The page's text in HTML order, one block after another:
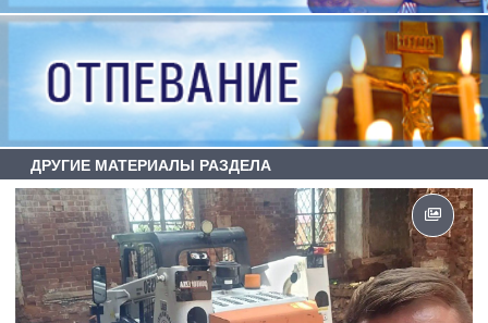
ДРУГИЕ МАТЕРИАЛЫ РАЗДЕЛА